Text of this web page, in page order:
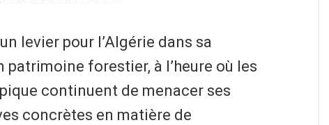
levier pour l’Algérie dans sa
forestier, à l’heure où les
continuent de menacer ses
concrètes en matière de